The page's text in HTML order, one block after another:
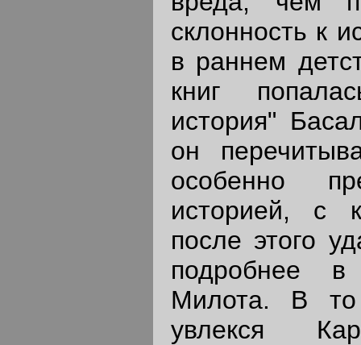
склонность к
в раннем
книг
история"
он
особенно
историей, с
после этого
подробнее в
Милота. В
увлекся